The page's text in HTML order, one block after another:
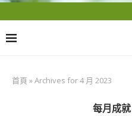
首頁 »Archives for 4 月 2023
每月成就